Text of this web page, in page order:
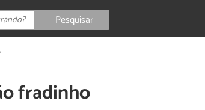
Pesquisar
fradinho